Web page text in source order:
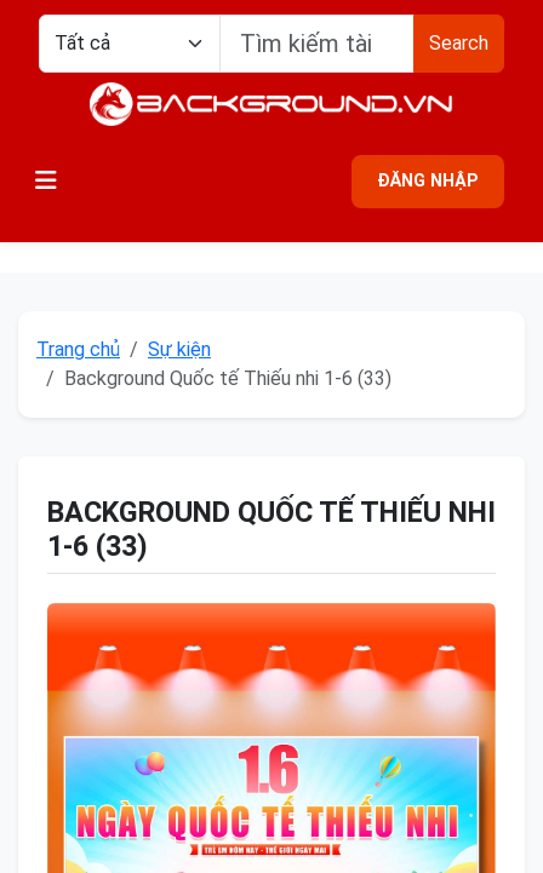
Search
ĐĂNG NHẬP
Trang chủ
Sự kiện
Background Quốc tế Thiếu nhi 1-6 (33)
BACKGROUND QUỐC TẾ THIẾU NHI
1-6 (33)